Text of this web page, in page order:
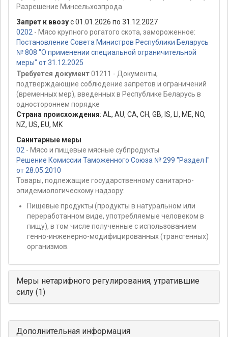
Разрешение Минсельхозпрода
Запрет к ввозус 01.01.2026 по 31.12.2027
0202 - Мясо крупного рогатого скота, замороженное:
Постановление Совета Министров Республики Беларусь
№ 808 "О применении специальной ограничительной
меры" от 31.12.2025
Требуется документ01211 - Документы,
подтверждающие соблюдение запретов и ограничений
(временных мер), введенных в Республике Беларусь в
одностороннем порядке
Страна происхождения: AL , AU, CA, CH, GB, IS, , ME, NO,
NZ, US, EU, MK
Санитарные меры
02 - Мясо и пищевые мясные субпродукты
Решение Комиссии Таможенного Союза № 299 "Раздел I"
от 28.05.2010
Товары, подлежащие государственному санитарно-
эпидемиологическому надзору:
Пищевые продукты (продукты в натуральном или
переработанном виде, употребляемые человеком в
пищу), в том числе полученные с использованием
генно-инженерно-модифицированных (трансгенных)
организмов.
Меры нетарифного регулирования, утратившие
силу (1)
Дополнительная информация